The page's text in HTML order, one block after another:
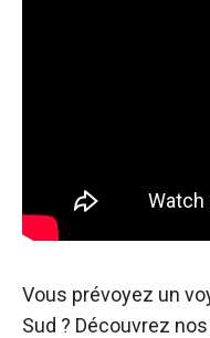
Vous prévoyez un
Sud ? Découvrez